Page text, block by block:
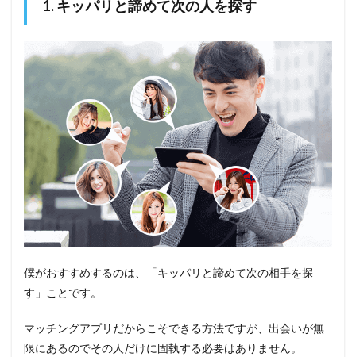
1. キッパリと諦めて次の人を探す
僕がおすすめするのは、「キッパリと諦めて次の相手を探
す」ことです。
マッチングアプリだからこそできる方法ですが、出会いが無
限にあるのでその人だけに固執する必要はありません。